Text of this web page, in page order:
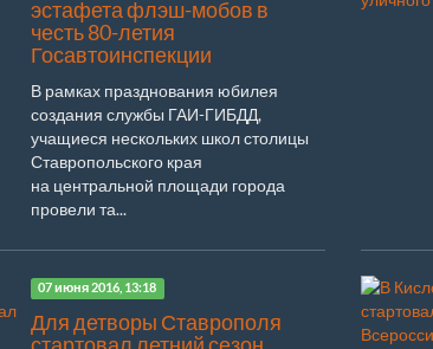
эстафета флэш-мобов в
честь 80-летия
Госавтоинспекции
В рамках празднования юбилея
создания службы ГАИ-ГИБДД,
учащиеся нескольких школ столицы
Ставропольского края
на центральной площади города
провели та...
07 июня 2016, 13:18
Для детворы Ставрополя